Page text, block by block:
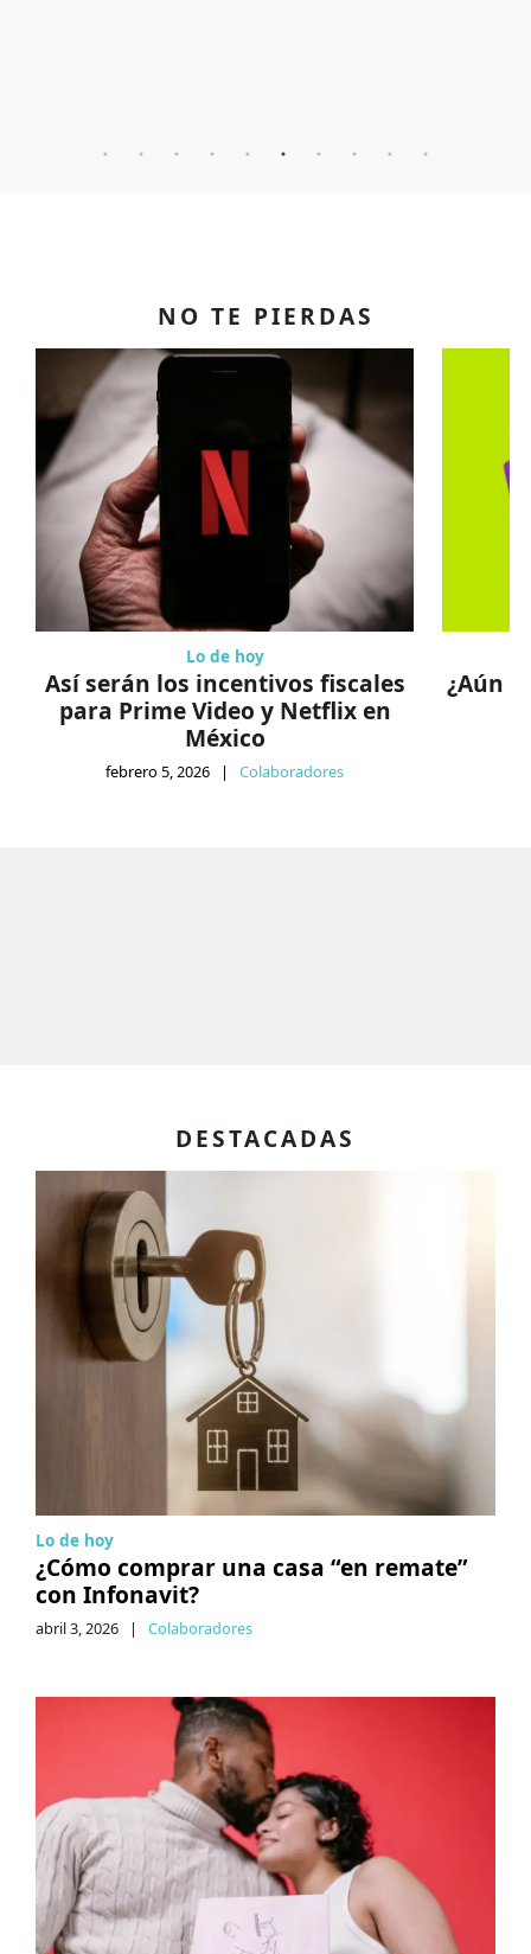
NO TE PIERDAS
Lo de hoy
Así serán los incentivos fiscales
para Prime Video y Netflix en
México
febrero 5, 2026 | Colaboradores
¿Aún
DESTACADAS
Lo de hoy
¿Cómo comprar una casa “en remate”
con Infonavit?
abril 3, 2026 | Colaboradores